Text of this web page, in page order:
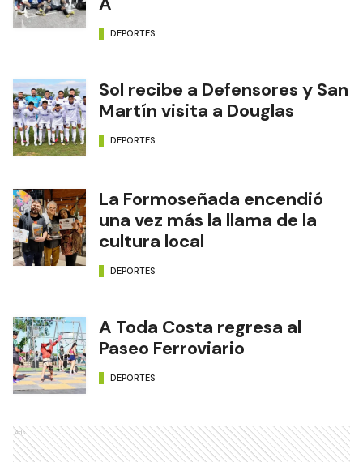
DEPORTES
Sol recibe a Defensores y San
Martín visita a Douglas
DEPORTES
La Formoseñada encendió
una vez más la llama de la
cultura local
DEPORTES
A Toda Costa regresa al
Paseo Ferroviario
DEPORTES
Ads